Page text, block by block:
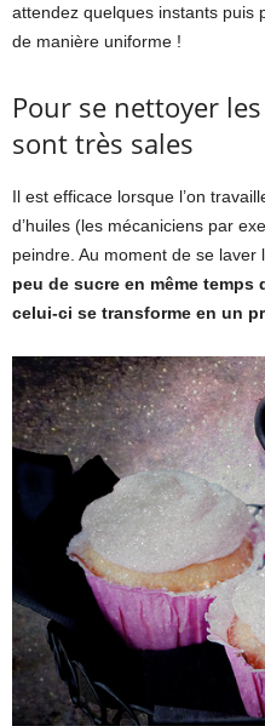
attendez quelques instants puis
de manière uniforme !
Pour se nettoyer
sont très sales
Il est efficace lorsque l’on
d’huiles (les mécaniciens par
peindre. Au moment de se laver
peu de sucre en même
celui-ci se transforme en un